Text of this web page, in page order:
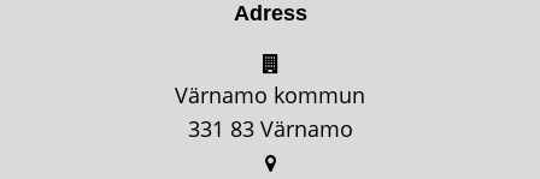
Adress
Värnamo kommun
331 83 Värnamo